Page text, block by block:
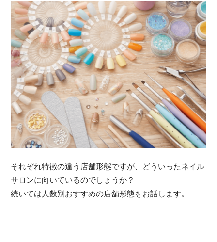
それぞれ特徴の違う店舗形態ですが、どういったネイル
サロンに向いているのでしょうか？
続いては人数別おすすめの店舗形態をお話します。